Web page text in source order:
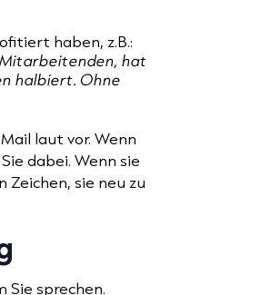
haben, z.B.:
Mitarbeitenden, hat
halbiert. Ohne
laut vor. Wenn
dabei. Wenn sie
Zeichen, sie neu zu
Sie sprechen.